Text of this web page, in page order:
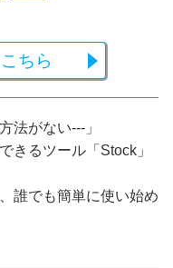
ちら
法がない---」
きるツール「Stock」
誰でも簡単に使い始め